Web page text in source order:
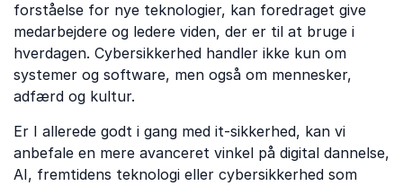
forståelse for nye teknologier, kan foredraget give
medarbejdere og ledere viden, der er til at bruge i
hverdagen. Cybersikkerhed handler ikke kun om
systemer og software, men også om mennesker,
adfærd og kultur.
Er I allerede godt i gang med it-sikkerhed, kan vi
anbefale en mere avanceret vinkel på digital dannelse,
AI, fremtidens teknologi eller cybersikkerhed som